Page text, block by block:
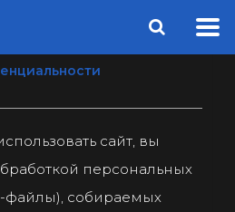
сайт, вы
персональных
файлы), собираемых